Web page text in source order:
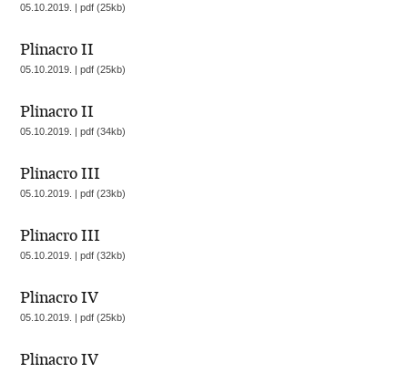
05.10.2019. | pdf (25kb)
Plinacro II
05.10.2019. | pdf (25kb)
Plinacro II
05.10.2019. | pdf (34kb)
Plinacro III
05.10.2019. | pdf (23kb)
Plinacro III
05.10.2019. | pdf (32kb)
Plinacro IV
05.10.2019. | pdf (25kb)
Plinacro IV